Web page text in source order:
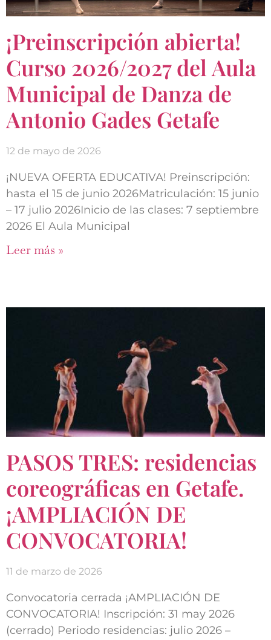
¡Preinscripción abierta!
Curso 2026/2027 del Aula
Municipal de Danza de
Antonio Gades Getafe
12 de mayo de 2026
¡NUEVA OFERTA EDUCATIVA! Preinscripción:
hasta el 15 de junio 2026Matriculación: 15 junio
– 17 julio 2026Inicio de las clases: 7 septiembre
2026 El Aula Municipal
Leer más »
PASOS TRES: residencias
coreográficas en Getafe.
¡AMPLIACIÓN DE
CONVOCATORIA!
11 de marzo de 2026
Convocatoria cerrada ¡AMPLIACIÓN DE
CONVOCATORIA! Inscripción: 31 may 2026
(cerrado) Periodo residencias: julio 2026 –